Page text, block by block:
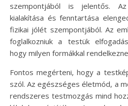
szempontjából is jelentős.
kialakítása és fenntartása
fizikai jólét szempontjából. Az
foglalkozniuk a testük
hogy milyen formákkal
Fontos megérteni, hogy a
szól. Az egészséges életmód, a
rendszeres testmozgás mind